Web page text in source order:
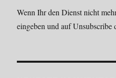
Wenn Ihr den Dienst nicht
eingeben und auf Unsubscribe